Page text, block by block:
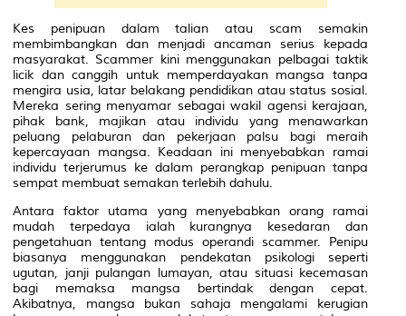
Kes penipuan dalam talian atau scam semakin
membimbangkan dan menjadi ancaman serius kepada
masyarakat. Scammer kini menggunakan pelbagai taktik
licik dan canggih untuk memperdayakan mangsa tanpa
mengira usia, latar belakang pendidikan atau status sosial.
Mereka sering menyamar sebagai wakil agensi kerajaan,
pihak bank, majikan atau individu yang menawarkan
peluang pelaburan dan pekerjaan palsu bagi meraih
kepercayaan mangsa. Keadaan ini menyebabkan ramai
individu terjerumus ke dalam perangkap penipuan tanpa
sempat membuat semakan terlebih dahulu.
Antara faktor utama yang menyebabkan orang ramai
mudah terpedaya ialah kurangnya kesedaran dan
pengetahuan tentang modus operandi scammer. Penipu
biasanya menggunakan pendekatan psikologi seperti
ugutan, janji pulangan lumayan, atau situasi kecemasan
bagi memaksa mangsa bertindak dengan cepat.
Akibatnya, mangsa bukan sahaja mengalami kerugian